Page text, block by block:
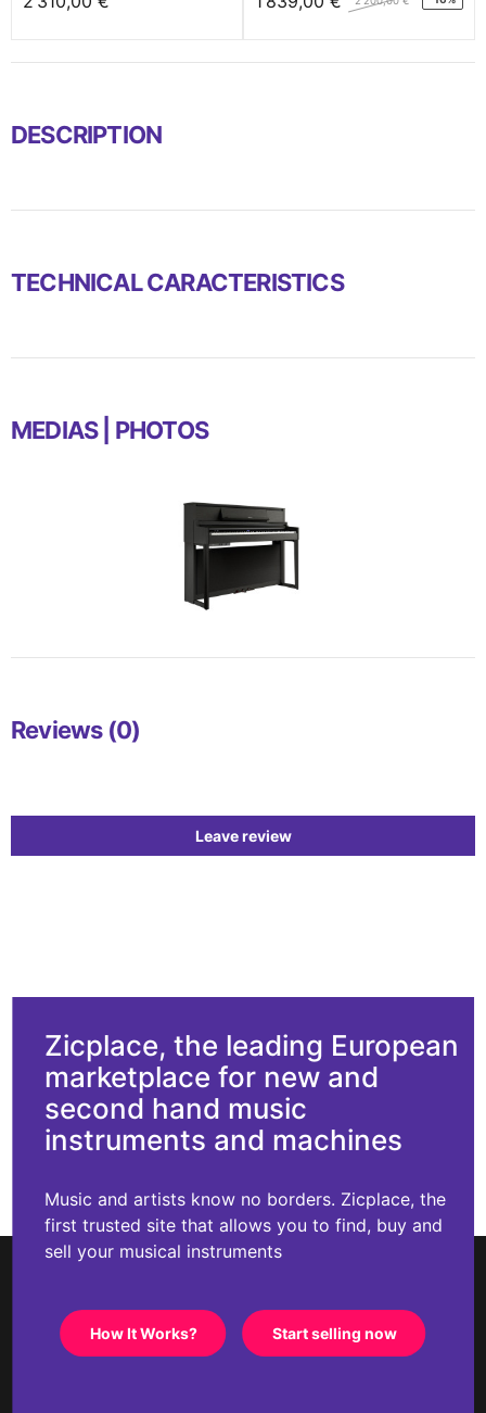
DESCRIPTION
TECHNICAL CARACTERISTICS
MEDIAS | PHOTOS
Reviews (0)
Leave review
Zicplace, the leading European
marketplace for new and
second hand music
instruments and machines
Music and artists know no borders. Zicplace, the
first trusted site that allows you to find, buy and
sell your musical instruments
How It Works? Start selling now